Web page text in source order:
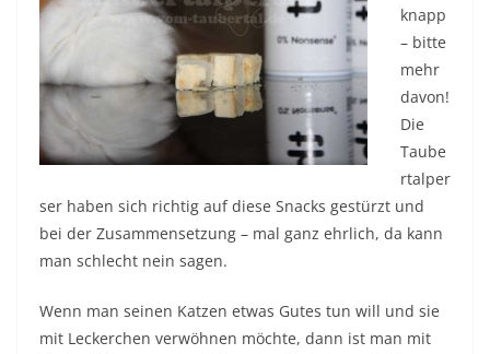
knapp
– bitte
mehr
davon!
Die
Taube
rtalper
ser haben sich richtig auf diese Snacks gestürzt und
bei der Zusammensetzung – mal ganz ehrlich, da kann
man schlecht nein sagen.
Wenn man seinen Katzen etwas Gutes tun will und sie
mit Leckerchen verwöhnen möchte, dann ist man mit